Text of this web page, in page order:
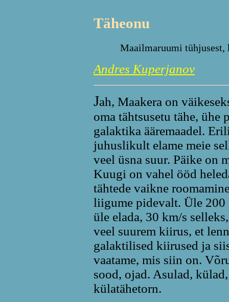
Täheonu
Maailmaruumi tühjusest,
Andres Kuperjanov
Jah, Maakera on
oma tähtsusetu tähe, ühe
galaktika ääremaadel.
juhuslikult elame meie
veel üsna suur. Päike on
Kuugi on vahel ööd
tähtede vaikne
liigume pidevalt. Üle 200
üle elada, 30 km/s
veel suurem kiirus, et
galaktilised kiirused ja
vaatame, mis siin on.
sood, ojad. Asulad,
külatähetorn.